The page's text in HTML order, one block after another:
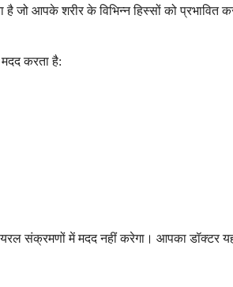
आपके शरीर के विभिन्न हिस्सों को प्रभावित
करता है:
संक्रमणों में मदद नहीं करेगा। आपका